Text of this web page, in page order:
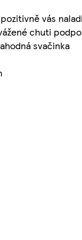
vás
chuti
svačinka